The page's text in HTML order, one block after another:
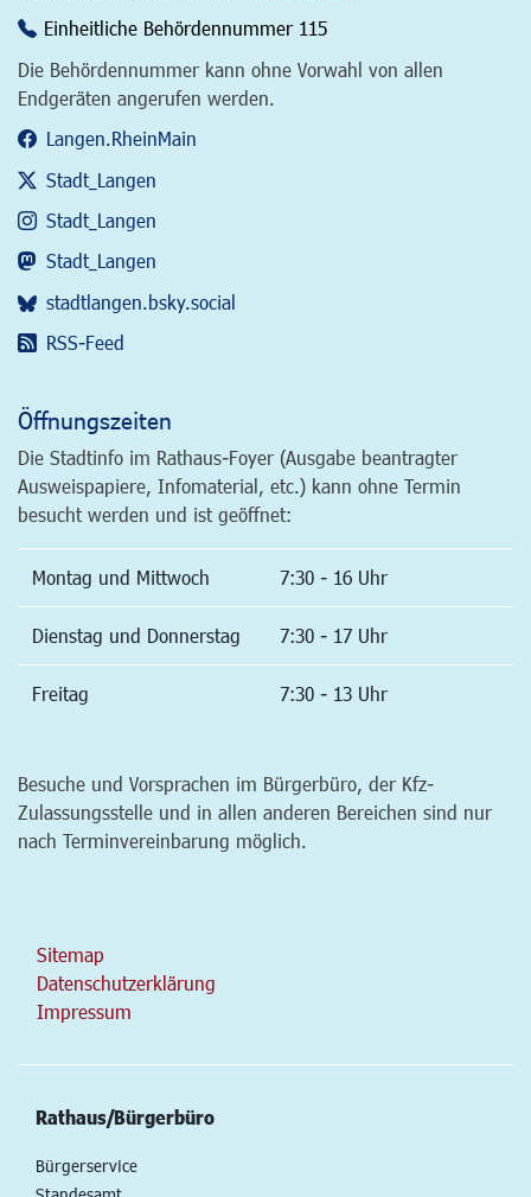
Einheitliche Behördennummer 115
Die Behördennummer kann ohne Vorwahl von allen
Endgeräten angerufen werden.
Langen.RheinMain
Stadt_Langen
Stadt_Langen
Stadt_Langen
stadtlangen.bsky.social
RSS-Feed
Öffnungszeiten
Die Stadtinfo im Rathaus-Foyer (Ausgabe beantragter
Ausweispapiere, Infomaterial, etc.) kann ohne Termin
besucht werden und ist geöffnet:
Montag und Mittwoch 7:30 - 16 Uhr
Dienstag und Donnerstag 7:30 - 17 Uhr
Freitag 7:30 - 13 Uhr
Besuche und Vorsprachen im Bürgerbüro, der Kfz-
Zulassungsstelle und in allen anderen Bereichen sind nur
nach Terminvereinbarung möglich.
Sitemap
Datenschutzerklärung
Impressum
Rathaus/Bürgerbüro
Bürgerservice